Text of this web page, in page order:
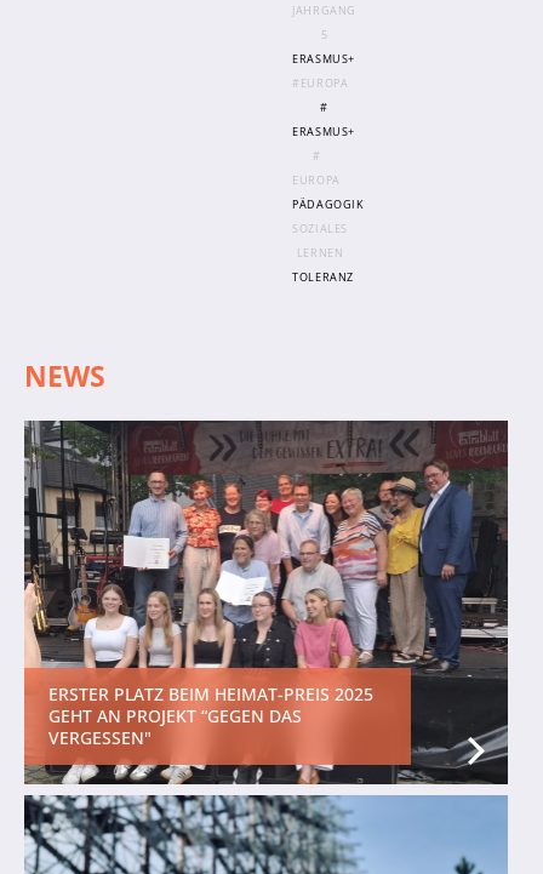
JAHRGANG
5
ERASMUS+
#EUROPA
#
ERASMUS+
#
EUROPA
PÄDAGOGIK
SOZIALES
LERNEN
TOLERANZ
NEWS
ERSTER PLATZ BEIM HEIMAT-PREIS 2025
GEHT AN PROJEKT “GEGEN DAS
VERGESSEN"